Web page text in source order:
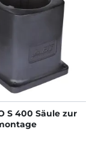
S 400 Säule zur